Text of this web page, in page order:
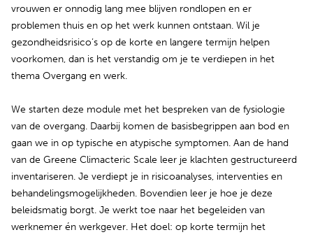
vrouwen er onnodig lang mee blijven rondlopen en er
problemen thuis en op het werk kunnen ontstaan. Wil je
gezondheidsrisico’s op de korte en langere termijn helpen
voorkomen, dan is het verstandig om je te verdiepen in het
thema Overgang en werk.
We starten deze module met het bespreken van de fysiologie
van de overgang. Daarbij komen de basisbegrippen aan bod en
gaan we in op typische en atypische symptomen. Aan de hand
van de Greene Climacteric Scale leer je klachten gestructureerd
inventariseren. Je verdiept je in risicoanalyses, interventies en
behandelingsmogelijkheden. Bovendien leer je hoe je deze
beleidsmatig borgt. Je werkt toe naar het begeleiden van
werknemer én werkgever. Het doel: op korte termijn het